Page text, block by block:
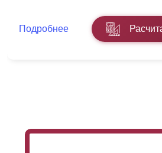
170 миллиметров.
зависимости от толщины стали.
полный каталог цветов RAL и
Подробнее